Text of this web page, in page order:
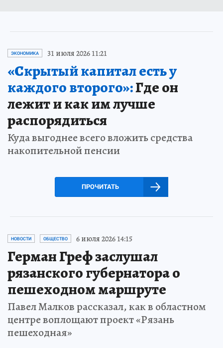
ЭКОНОМИКА 31 июля 2026 11:21
«Скрытый капитал есть у
каждого второго»:Где он
лежит и как им лучше
распорядиться
Куда выгоднее всего вложить средства
накопительной пенсии
ПРОЧИТАТЬ
НОВОСТИ ОБЩЕСТВО 6 июля 2026 14:15
Герман Греф заслушал
рязанского губернатора о
пешеходном маршруте
Павел Малков рассказал, как в областном
центре воплощают проект «Рязань
пешеходная»